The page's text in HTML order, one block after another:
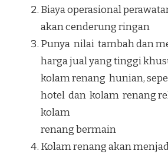
Biaya operasional
akan cenderung ringan
Punya nilai tambah dan
harga jual yang tinggi
kolam renang hunian,
hotel dan kolam renang
kolam
renang bermain
Kolam renang akan